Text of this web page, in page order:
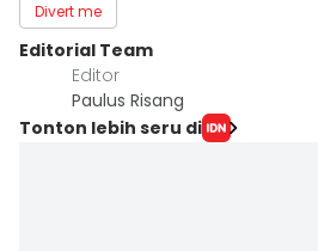
Divert me
Editorial Team
Editor
Paulus Risang
Tonton lebih seru di